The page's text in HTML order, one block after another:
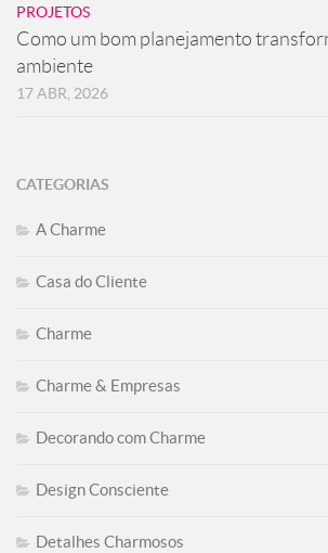
PROJETOS
Como um bom planejamento
ambiente
17 ABR, 2026
CATEGORIAS
A Charme
Casa do Cliente
Charme
Charme & Empresas
Decorando com Charme
Design Consciente
Detalhes Charmosos